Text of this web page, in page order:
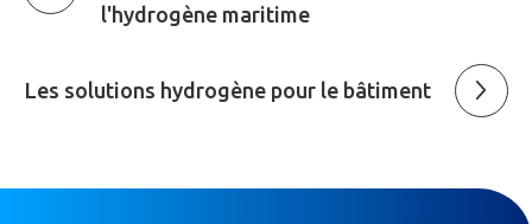
l'hydrogène maritime
Les solutions hydrogène pour le bâtiment